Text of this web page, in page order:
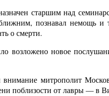
старшим над
познавал немощь и
о смерти.
возложено новое
внимание митрополит
поблизости от лавры — в